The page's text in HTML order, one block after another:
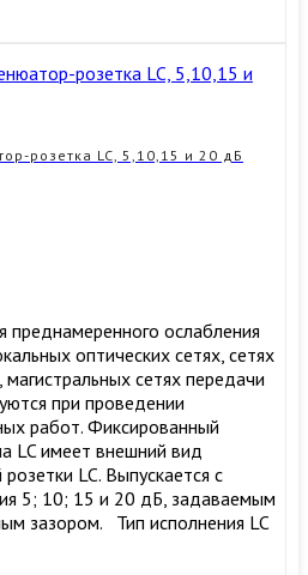
розетка LC, 5,10,15 и 20 дБ
ослабления
оптических сетях, сетях
сетях передачи
при проведении
работ. Фиксированный
LC имеет внешний вид
LC. Выпускается с
5; 10; 15 и 20 дБ, задаваемым
зазором. Тип исполнения LC